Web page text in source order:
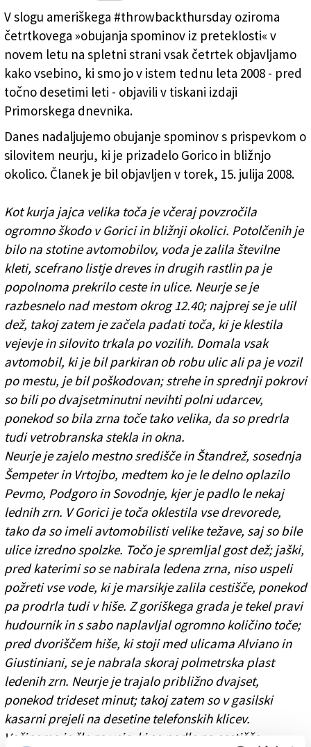
Ta teden pred 10 leti (29)
V slogu ameriškega #throwbackthursday oziroma
četrtkovega »obujanja spominov iz preteklosti« v
novem letu na spletni strani vsak četrtek objavljamo
kako vsebino, ki smo jo v istem tednu leta 2008 - pred
točno desetimi leti - objavili v tiskani izdaji
Primorskega dnevnika.
Danes nadaljujemo obujanje spominov s prispevkom o
silovitem neurju, ki je prizadelo Gorico in bližnjo
okolico. Članek je bil objavljen v torek, 15. julija 2008.
Kot kurja jajca velika toča je včeraj povzročila
ogromno škodo v Gorici in bližnji okolici. Potolčenih je
bilo na stotine avtomobilov, voda je zalila številne
kleti, scefrano listje dreves in drugih rastlin pa je
popolnoma prekrilo ceste in ulice. Neurje se je
razbesnelo nad mestom okrog 12.40; najprej se je ulil
dež, takoj zatem je začela padati toča, ki je klestila
vejevje in silovito trkala po vozilih. Domala vsak
avtomobil, ki je bil parkiran ob robu ulic ali pa je vozil
po mestu, je bil poškodovan; strehe in sprednji pokrovi
so bili po dvajsetminutni nevihti polni udarcev,
ponekod so bila zrna toče tako velika, da so predrla
tudi vetrobranska stekla in okna.
Neurje je zajelo mestno središče in Štandrež, sosednja
Šempeter in Vrtojbo, medtem ko je le delno oplazilo
Pevmo, Podgoro in Sovodnje, kjer je padlo le nekaj
lednih zrn. V Gorici je toča oklestila vse drevorede,
tako da so imeli avtomobilisti velike težave, saj so bile
ulice izredno spolzke. Točo je spremljal gost dež; jaški,
pred katerimi so se nabirala ledena zrna, niso uspeli
požreti vse vode, ki je marsikje zalila cestišče, ponekod
pa prodrla tudi v hiše. Z goriškega grada je tekel pravi
hudournik in s sabo naplavljal ogromno količino toče;
pred dvoriščem hiše, ki stoji med ulicama Alviano in
Giustiniani, se je nabrala skoraj polmetrska plast
ledenih zrn. Neurje je trajalo približno dvajset,
ponekod trideset minut; takoj zatem so v gasilski
kasarni prejeli na desetine telefonskih klicev.
Večinoma je šlo za veje, ki so padle na cestišče,